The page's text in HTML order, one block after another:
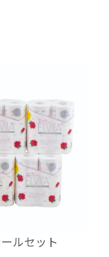
ルセット